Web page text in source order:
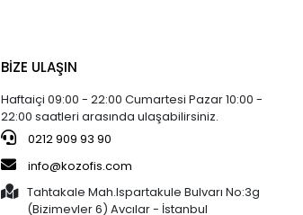
BİZE ULAŞIN
Haftaiçi 09:00 - 22:00 Cumartesi Pazar 10:00 -
22:00 saatleri arasında ulaşabilirsiniz.
0212 909 93 90
info@kozofis.com
Tahtakale Mah.Ispartakule Bulvarı No:3g
(Bizimevler 6) Avcılar - İstanbul